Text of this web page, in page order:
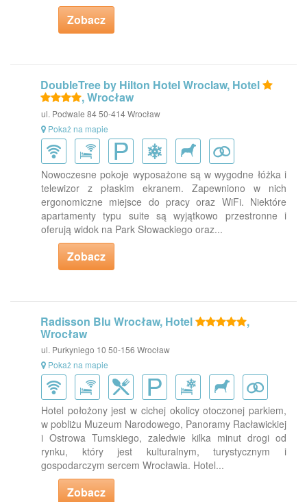
Zobacz
DoubleTree by Hilton Hotel Wroclaw, Hotel
, Wrocław
ul. Podwale 84 50-414 Wrocław
Pokaż na mapie
Nowoczesne pokoje wyposażone są w wygodne łóżka i
telewizor z płaskim ekranem. Zapewniono w nich
ergonomiczne miejsce do pracy oraz WiFi. Niektóre
apartamenty typu suite są wyjątkowo przestronne i
oferują widok na Park Słowackiego oraz...
Zobacz
Radisson Blu Wrocław, Hotel ,
Wrocław
ul. Purkyniego 10 50-156 Wrocław
Pokaż na mapie
Hotel położony jest w cichej okolicy otoczonej parkiem,
w pobliżu Muzeum Narodowego, Panoramy Racławickiej
i Ostrowa Tumskiego, zaledwie kilka minut drogi od
rynku, który jest kulturalnym, turystycznym i
gospodarczym sercem Wrocławia. Hotel...
Zobacz